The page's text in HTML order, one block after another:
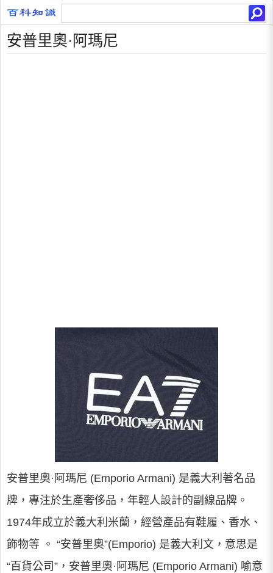
安普里奧·阿瑪尼
安普里奧·阿瑪尼 (Emporio Armani) 是義大利著名品
牌，專注於生產奢侈品，年輕人設計的副線品牌。
1974年成立於義大利米蘭，經營產品有鞋履、香水、
飾物等 。 “安普里奧”(Emporio) 是義大利文，意思是
“百貨公司”，安普里奧·阿瑪尼 (Emporio Armani) 喻意